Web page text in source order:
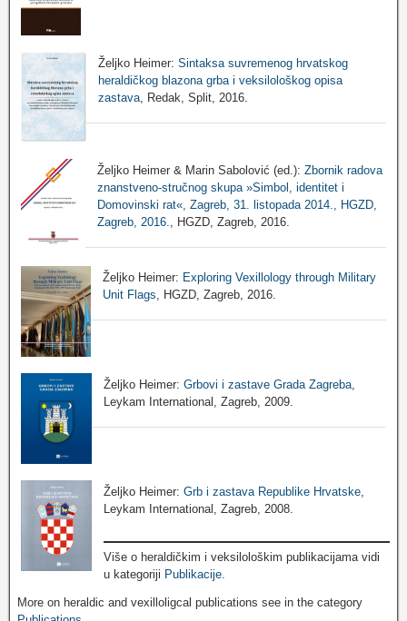
Željko Heimer: Sintaksa suvremenog hrvatskog
heraldičkog blazona grba i veksilološkog opisa
zastava, Redak, Split, 2016.
Željko Heimer & Marin Sabolović (ed.): Zbornik radova
znanstveno-stručnog skupa »Simbol, identitet i
Domovinski rat«, Zagreb, 31. listopada 2014., HGZD,
Zagreb, 2016.
, HGZD, Zagreb, 2016.
Željko Heimer: Exploring Vexillology through Military
Unit Flags , HGZD, Zagreb, 2016.
Željko Heimer: Grbovi i zastave Grada Zagreba
Leykam International, Zagreb, 2009.
Željko Heimer:Grb i zastava Republike Hrvatske
Leykam International, Zagreb, 2008.
Više o heraldičkim i veksilološkim publikacijama vidi
u kategoriji Publikacije.
More on heraldic and vexilloligcal publications see in the category